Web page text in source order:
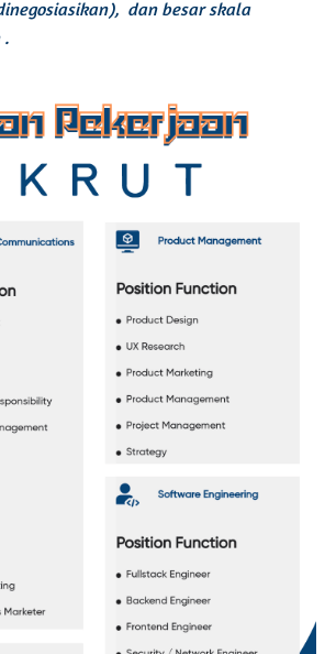
dan besar skala
.